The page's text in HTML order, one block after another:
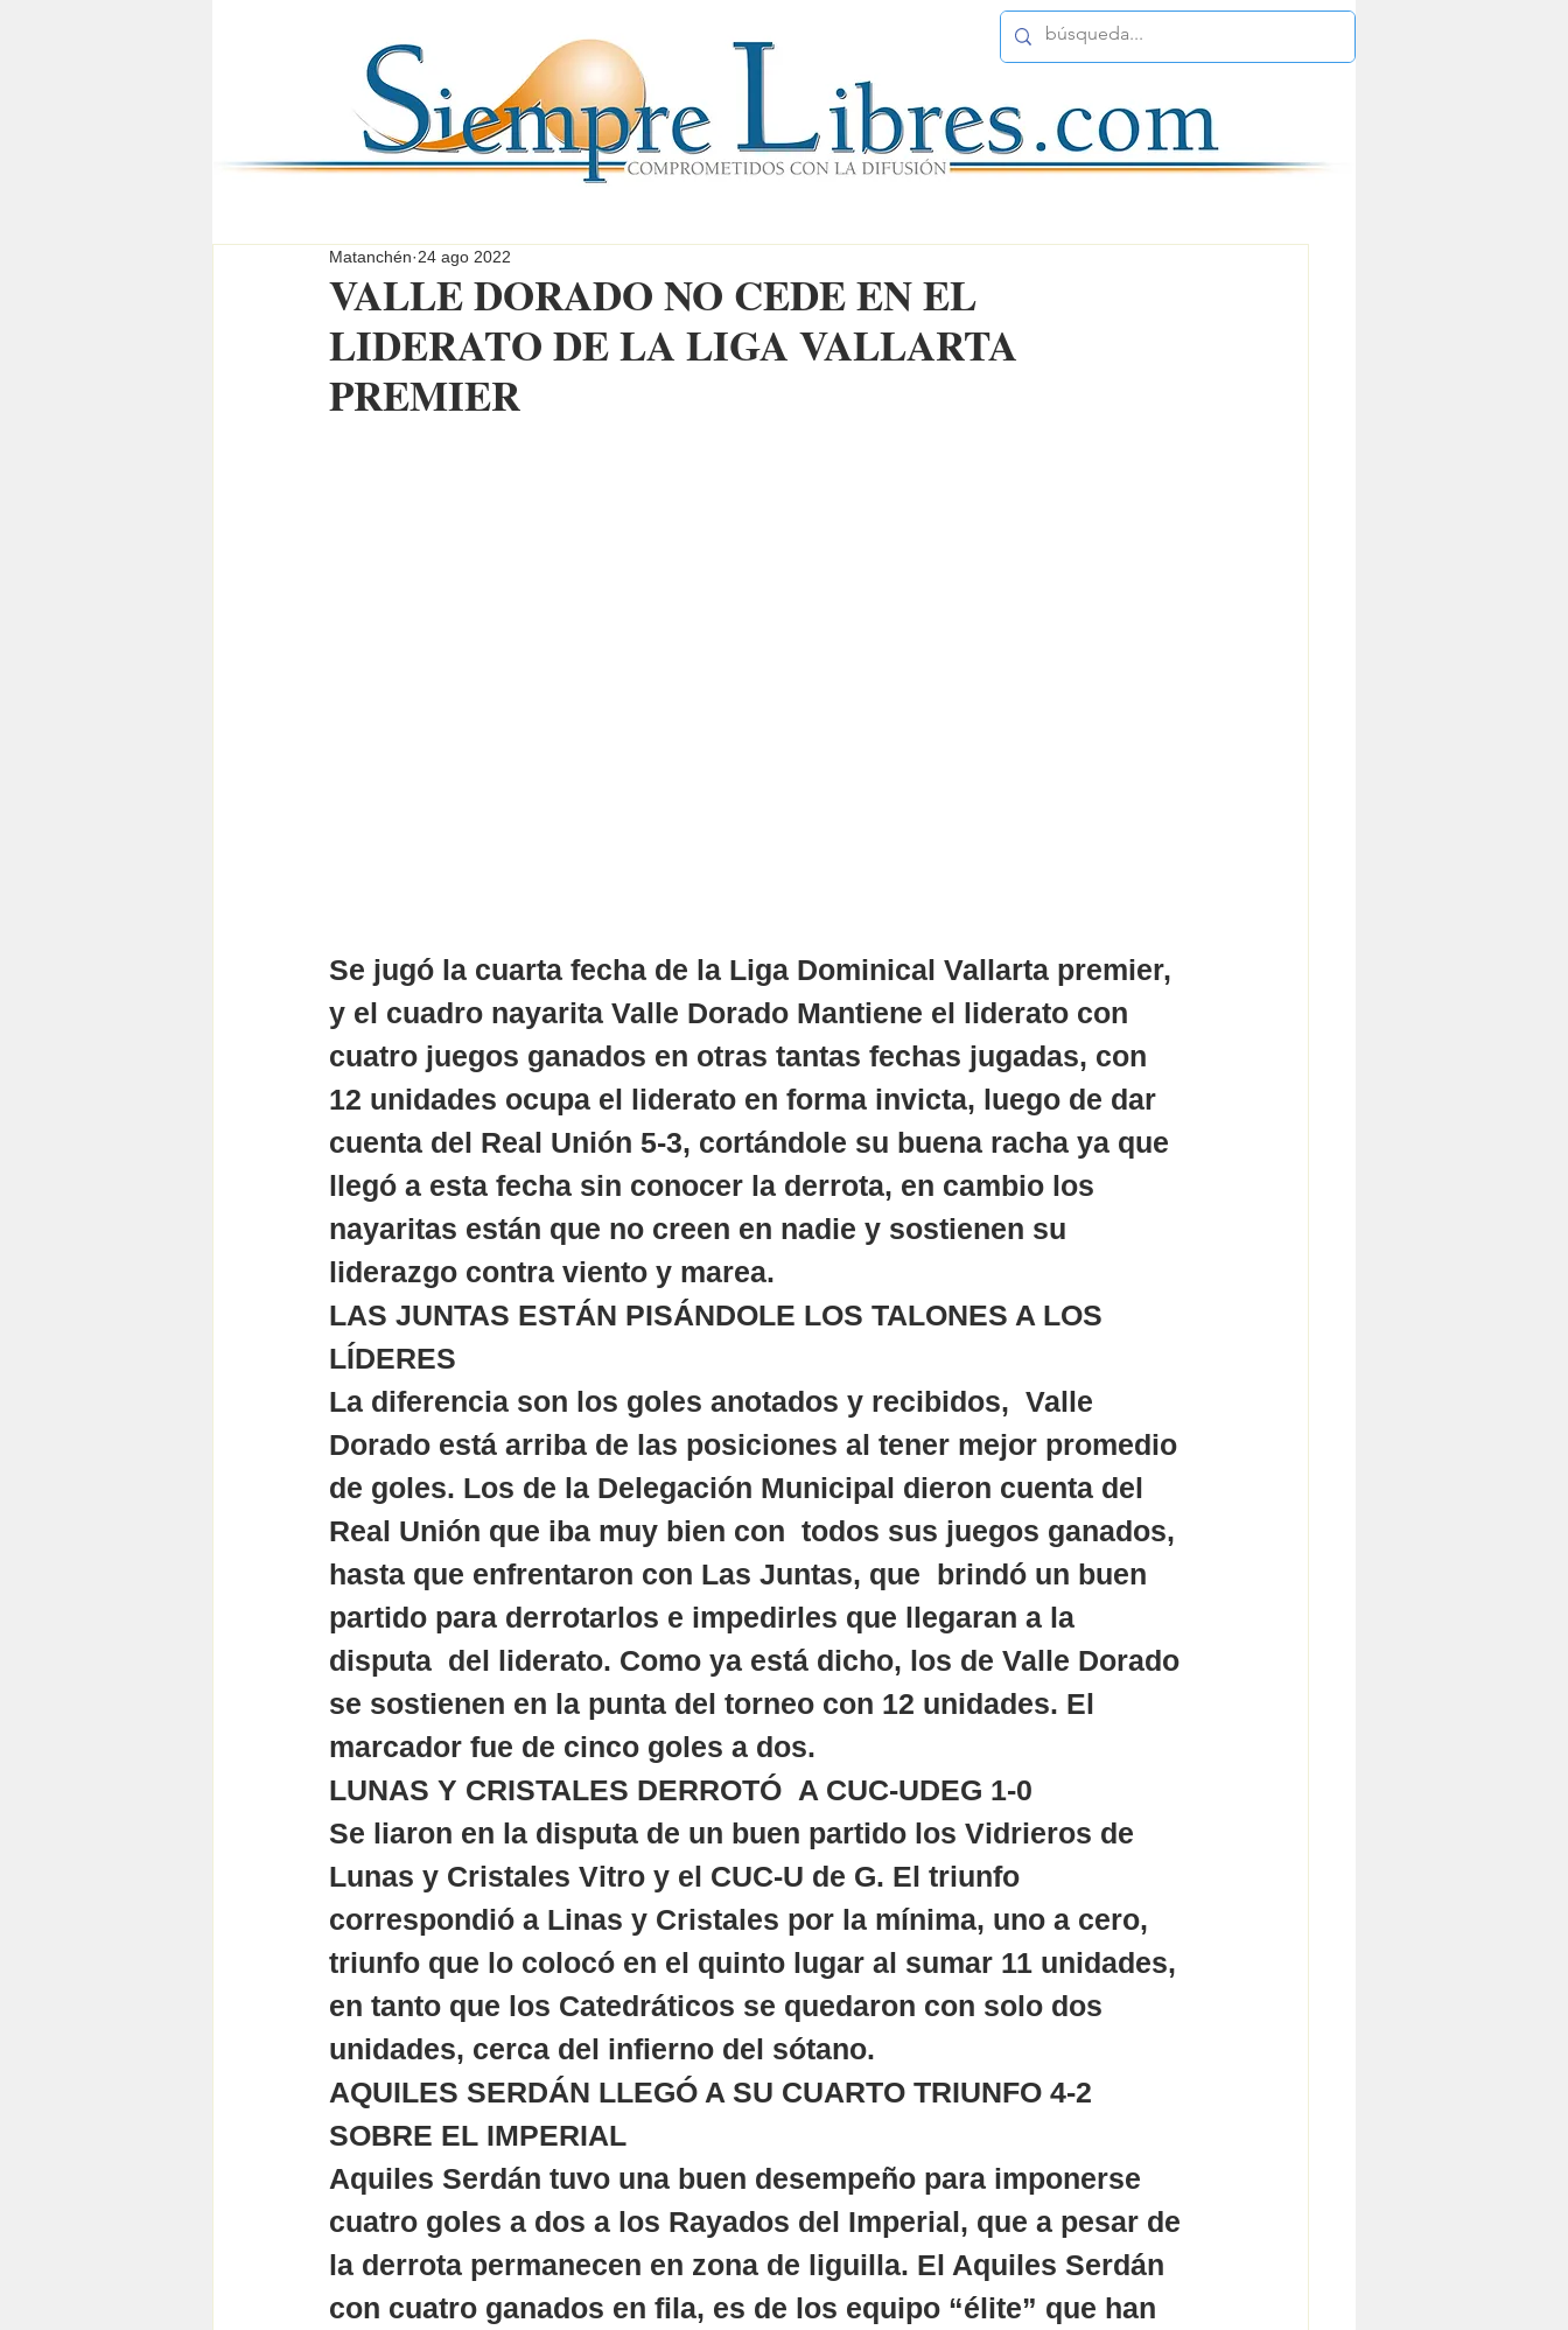
VALLE DORADO NO CEDE EN EL
LIDERATO DE LA LIGA VALLARTA
PREMIER
Matanchén 24 ago 2022
Se jugó la cuarta fecha de la Liga Dominical Vallarta premier,
y el cuadro nayarita Valle Dorado Mantiene el liderato con
cuatro juegos ganados en otras tantas fechas jugadas, con
12 unidades ocupa el liderato en forma invicta, luego de dar
cuenta del Real Unión 5-3, cortándole su buena racha ya que
llegó a esta fecha sin conocer la derrota, en cambio los
nayaritas están que no creen en nadie y sostienen su
liderazgo contra viento y marea.
LAS JUNTAS ESTÁN PISÁNDOLE LOS TALONES A LOS
LÍDERES
La diferencia son los goles anotados y recibidos,  Valle
Dorado está arriba de las posiciones al tener mejor promedio
de goles. Los de la Delegación Municipal dieron cuenta del
Real Unión que iba muy bien con  todos sus juegos ganados,
hasta que enfrentaron con Las Juntas, que  brindó un buen
partido para derrotarlos e impedirles que llegaran a la
disputa  del liderato. Como ya está dicho, los de Valle Dorado
se sostienen en la punta del torneo con 12 unidades. El
marcador fue de cinco goles a dos.
LUNAS Y CRISTALES DERROTÓ  A CUC-UDEG 1-0
Se liaron en la disputa de un buen partido los Vidrieros de
Lunas y Cristales Vitro y el CUC-U de G. El triunfo
correspondió a Linas y Cristales por la mínima, uno a cero,
triunfo que lo colocó en el quinto lugar al sumar 11 unidades,
en tanto que los Catedráticos se quedaron con solo dos
unidades, cerca del infierno del sótano.
AQUILES SERDÁN LLEGÓ A SU CUARTO TRIUNFO 4-2
SOBRE EL IMPERIAL
Aquiles Serdán tuvo una buen desempeño para imponerse
cuatro goles a dos a los Rayados del Imperial, que a pesar de
la derrota permanecen en zona de liguilla. El Aquiles Serdán
con cuatro ganados en fila, es de los equipo “élite” que han